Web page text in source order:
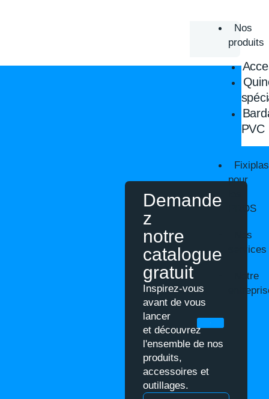
Nos
produits
PVC
pour
PROS
Nos
services
Notre
Demande
z
notre
catalogue
gratuit
Inspirez-vous
avant de vous
lancer
et découvrez
l'ensemble de nos
produits,
accessoires et
outillages.